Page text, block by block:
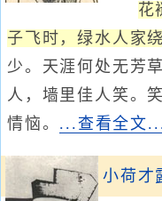
花
子飞时，绿水人家
少。天涯何处无芳
人，墙里佳人笑。
情恼。 ...查看全文
小荷才